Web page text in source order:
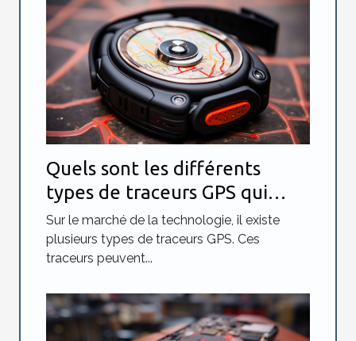
Quels sont les différents
types de traceurs GPS qui
existent ?
Sur le marché de la technologie, il existe
plusieurs types de traceurs GPS. Ces
traceurs peuvent...